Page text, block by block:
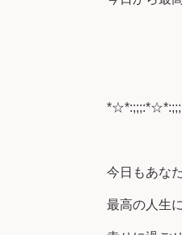
今日もあな
最高の人生